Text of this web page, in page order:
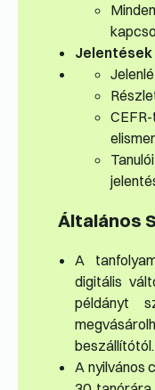
Jelentések
Általános
A
digitális
példányt
beszállítótól.
A nyilvános